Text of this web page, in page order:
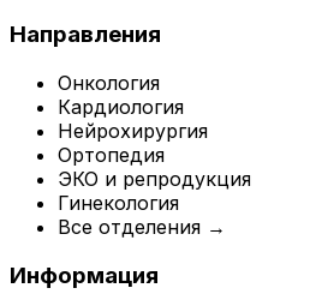
Направления
Онкология
Кардиология
Нейрохирургия
Ортопедия
ЭКО и репродукция
Гинекология
Все отделения →
Информация